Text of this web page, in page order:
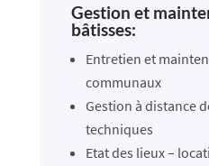
Gestion et
bâtisses:
Entretien et
communaux
Gestion à distance
techniques
Etat des lieux –